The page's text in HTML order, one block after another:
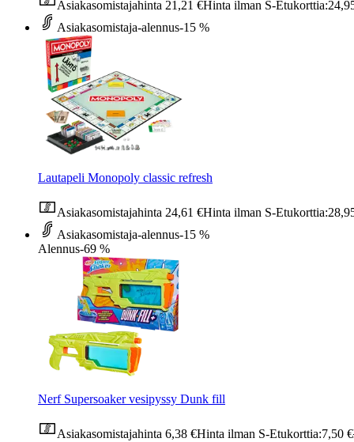
Asiakasomistajahinta 21,21 €Hinta ilman S-Etukorttia:
Asiakasomistaja-alennus-15 %
Lautapeli Monopoly classic refresh
Asiakasomistajahinta 24,61 €Hinta ilman S-Etukorttia:
Asiakasomistaja-alennus-15 %
Alennus-69 %
Nerf Supersoaker vesipyssy Dunk fill
Asiakasomistajahinta 6,38 €Hinta ilman S-Etukorttia:7,50 €